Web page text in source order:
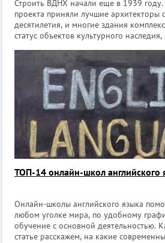
Строить ВДНХ начали еще в 1939 году.
проекта приняли лучшие архитекторы
десятилетия, и многие здания
статус объектов культурного
самых изысканных и
ТОП-14 онлайн-школ английского
Онлайн-школы английского языка
любом уголке мира, по удобному
обучение с основной деятельностью.
статье расскажем, на какие